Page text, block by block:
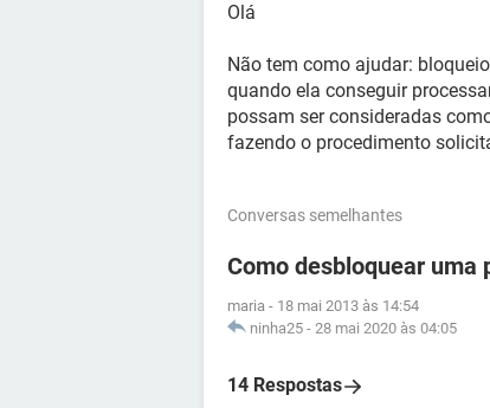
Olá
Não tem como ajudar:
quando ela conseguir
possam ser consideradas
fazendo o procedimento
Conversas semelhantes
Como desbloquear uma
maria - 18 mai 2013 às 14:54
ninha25 - 28 mai 2020 às 04:05
14 Respostas